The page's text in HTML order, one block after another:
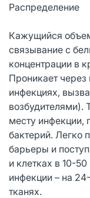
Распределение
Кажущийся
связывание с
концентрации в
Проникает
инфекциях,
возбудителями).
месту инфекции,
бактерий. Легко
барьеры и
и клетках в 10-
инфекции – на
тканях.